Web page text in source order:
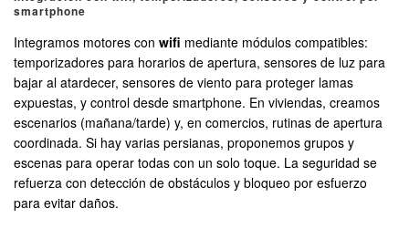
smartphone
Integramos motores con wifi mediante módulos compatibles:
temporizadores para horarios de apertura, sensores de luz para
bajar al atardecer, sensores de viento para proteger lamas
expuestas, y control desde smartphone. En viviendas, creamos
escenarios (mañana/tarde) y, en comercios, rutinas de apertura
coordinada. Si hay varias persianas, proponemos grupos y
escenas para operar todas con un solo toque. La seguridad se
refuerza con detección de obstáculos y bloqueo por esfuerzo
para evitar daños.